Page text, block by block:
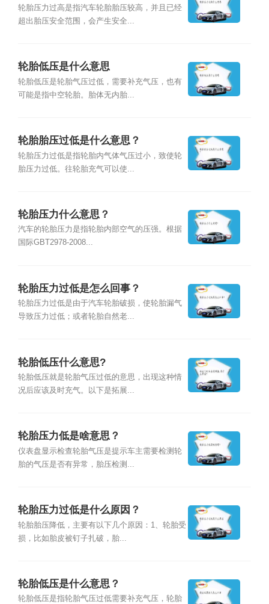
轮胎压力过高是指汽车轮胎胎压较高，并且已经
超出胎压安全范围，会产生安全...
轮胎低压是什么意思
轮胎低压是轮胎气压过低，需要补充气压，也有
可能是指中空轮胎。胎体无内胎...
轮胎胎压过低是什么意思？
轮胎压力过低是指轮胎内气体气压过小，致使轮
胎压力过低。往轮胎充气可以使...
轮胎压力什么意思？
汽车的轮胎压力是指轮胎内部空气的压强。根据
国际GBT2978-2008...
轮胎压力过低是怎么回事？
轮胎压力过低是由于汽车轮胎破损，使轮胎漏气
导致压力过低；或者轮胎自然老...
轮胎低压什么意思?
轮胎低压就是轮胎气压过低的意思，出现这种情
况后应该及时充气。以下是拓展...
轮胎压力低是啥意思？
仪表盘显示检查轮胎气压是提示车主需要检测轮
胎的气压是否有异常，胎压检测...
轮胎压力过低是什么原因？
轮胎胎压降低，主要有以下几个原因：1、轮胎受
损，比如胎皮被钉子扎破，胎...
轮胎低压是什么意思？
轮胎低压是指轮胎气压过低需要补充气压，轮胎